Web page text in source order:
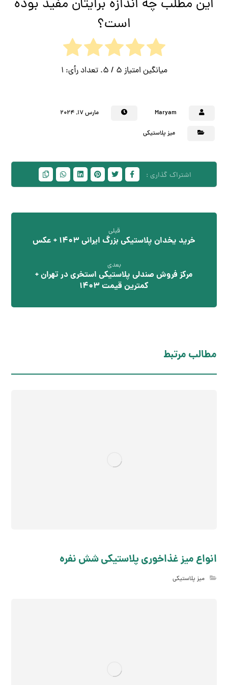
این مطلب چه اندازه برایتان مفید بوده
است؟
میانگین امتیاز 5 / 5. تعداد رأی: 1
Maryam مارس ۱۷, ۲۰۲۴
میز پلاستیکی
قبلی
خرید یخدان پلاستیکی بزرگ ایرانی 1403 + عکس
بعدی
مرکز فروش صندلی پلاستیکی استخری در تهران +
کمترین قیمت 1403
مطالب مرتبط
انواع میز غذاخوری پلاستیکی شش نفره
میز پلاستیکی